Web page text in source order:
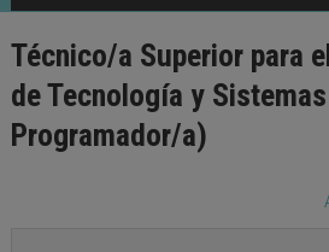
Técnico/a Superior para
de Tecnología y
Programador/a)